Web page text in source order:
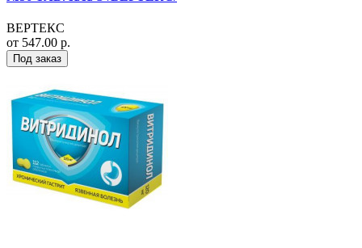
ВЕРТЕКС
от 547.00 р.
Под заказ